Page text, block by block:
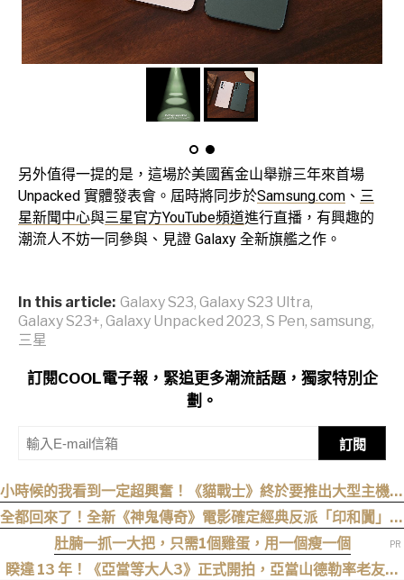
另外值得一提的是，這場於美國舊金山舉辦三年來首場
Unpacked 實體發表會。屆時將同步於Samsung.com 、 三
星新聞中心與三星官方YouTube頻道進行直播，有興趣的
潮流人不妨一同參與、見證 Galaxy 全新旗艦之作。
In this article: Galaxy S23, Galaxy S23 Ultra,
Galaxy S23+, Galaxy Unpacked 2023, S Pen, samsung,
三星
訂閱COOL電子報，緊追更多潮流話題，獨家特別企
劃。
訂閱
小時候的我看到一定超興奮！《貓戰士》終於要推出大型主機遊
戲！《Warrior Cats: Clans of the Forest》今年秋季登場，
自創貓咪加入四大部族冒險
全都回來了！全新《神鬼傳奇》電影確定經典反派「印和闐」也
會回歸
肚腩一抓一大把，只需1個雞蛋，用一個瘦一個
睽違 13 年！《亞當等大人3》正式開拍，亞當山德勒率老友轉